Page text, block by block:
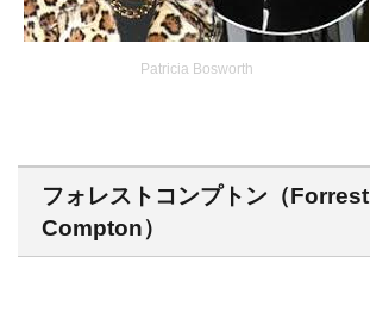
Patricia Bosworth
フォレストコンプトン（Forrest
Compton）